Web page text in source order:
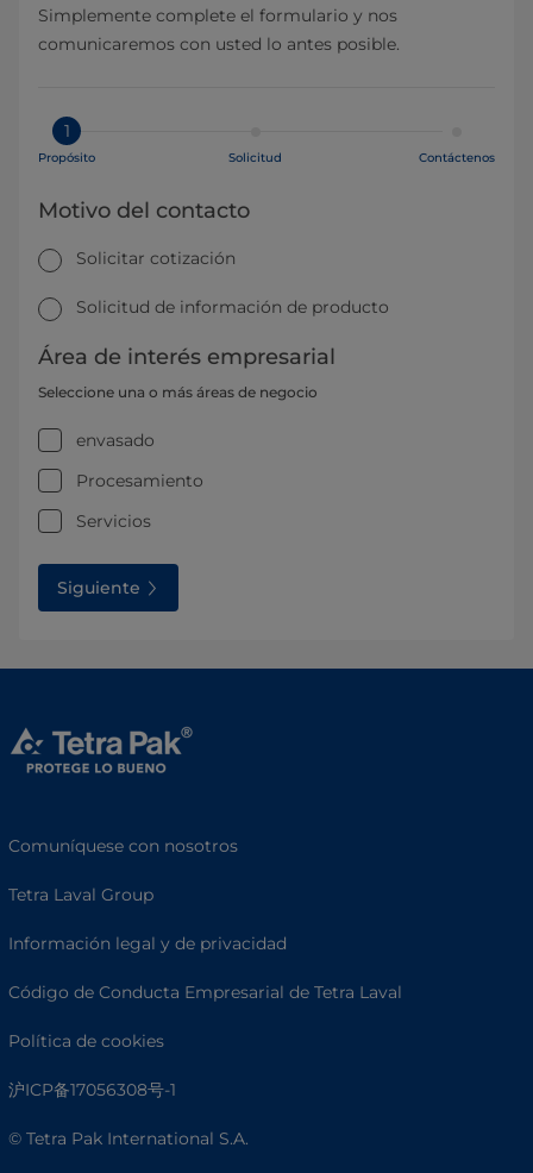
Simplemente complete el formulario y nos
comunicaremos con usted lo antes posible.
1
Propósito Solicitud Contáctenos
Motivo del contacto
Solicitar cotización
Solicitud de información de producto
Área de interés empresarial
Seleccione una o más áreas de negocio
envasado
Procesamiento
Servicios
Siguiente
Comuníquese con nosotros
Tetra Laval Group
Información legal y de privacidad
Código de Conducta Empresarial de Tetra Laval
Política de cookies
沪ICP备17056308号-1
© Tetra Pak International S.A.